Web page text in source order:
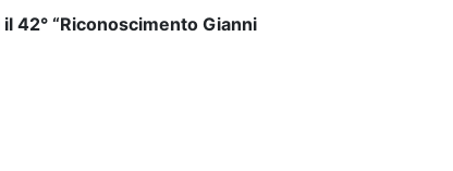
42° “Riconoscimento Gianni